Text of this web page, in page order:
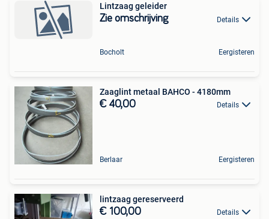
Lintzaag geleider
Zie omschrijving Details
Bocholt Eergisteren
Zaaglint metaal BAHCO - 4180mm
€ 40,00 Details
Berlaar Eergisteren
lintzaag gereserveerd
€ 100,00 Details